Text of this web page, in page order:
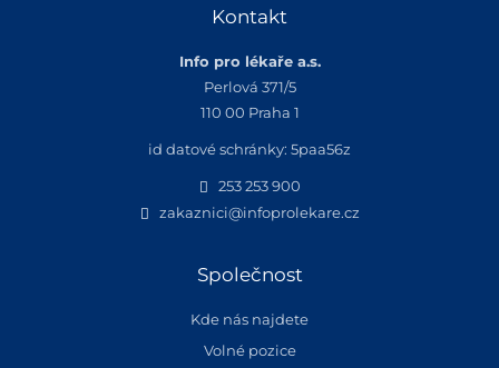
Kontakt
Info pro lékaře a.s.
Perlová 371/5
110 00 Praha 1
id datové schránky: 5paa56z
253 253 900
zakaznici@infoprolekare.cz
Společnost
Kde nás najdete
Volné pozice